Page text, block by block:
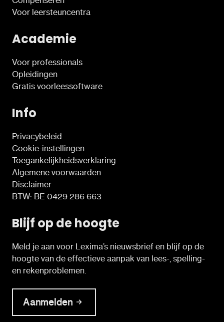
Voor leersteuncentra
Academie
Voor professionals
Opleidingen
Gratis voorleessoftware
Info
Privacybeleid
Cookie-instellingen
Toegankelijkheidsverklaring
Algemene voorwaarden
Disclaimer
BTW: BE 0429 286 663
Blijf op de hoogte
Meld je aan voor Lexima’s nieuwsbrief en blijf op de
hoogte van de effectieve aanpak van lees-, spelling-
en rekenproblemen.
Aanmelden